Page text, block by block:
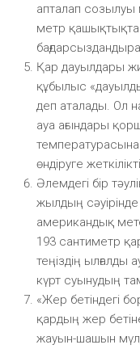
апталап созылуы
метр қашықтықта
Қар дауылдары
құбылыс
деп аталады. Ол
ауа ағындары
өндіруге
Әлемдегі бір
жылдың
американдық
193 сантиметр
теңіздің ылғалды
күрт суынудың
«Жер бетіндегі
қардың жер
жауын-шашын